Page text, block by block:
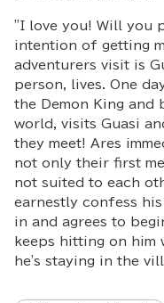
"I love you! Will you
intention of getting
adventurers visit is
person, lives. One
the Demon King and
world, visits Guasi
they meet! Ares
not only their first
not suited to each
earnestly confess
in and agrees to
keeps hitting on him
he's staying in the